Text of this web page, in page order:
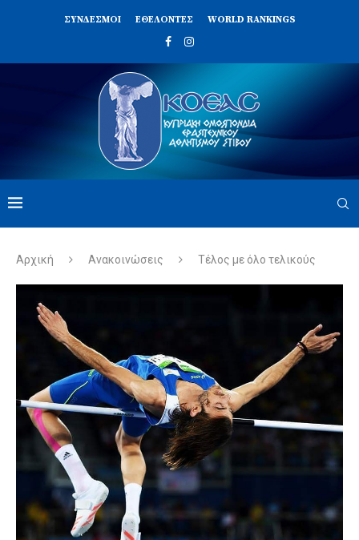
ΣΥΝΔΈΣΜΟΙ ΕΘΕΛΟΝΤΈΣ WORLD RANKINGS
Αρχική Ανακοινώσεις Τέλος με όλο τελικούς